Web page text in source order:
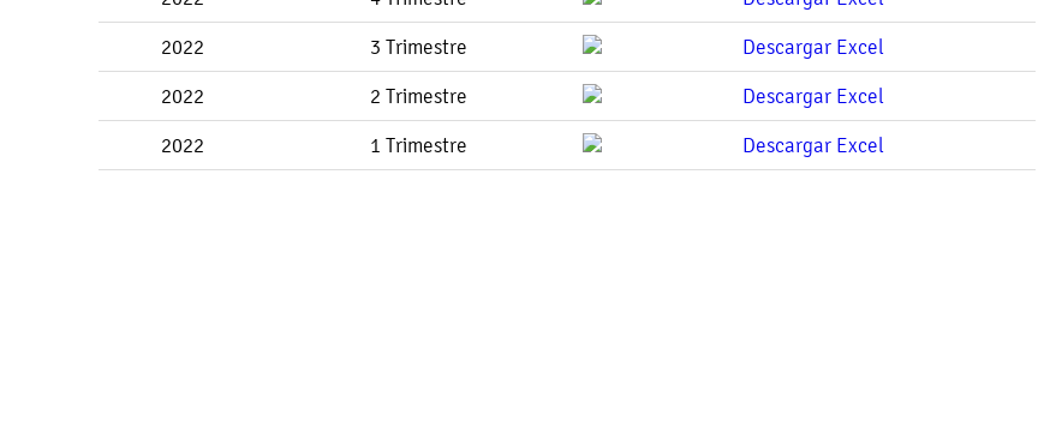
2022 3 Trimestre
2022 2 Trimestre
2022 1 Trimestre